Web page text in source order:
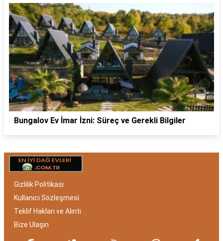
Bungalov Ev İmar İzni: Süreç ve Gerekli Bilgiler
Gizlilik Politikası
Kullanıcı Sözleşmesi
Teklif Hakları ve Alıntı
Bize Ulaşın